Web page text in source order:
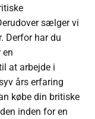
sælger vi
Derfor har du
en
at arbejde i
års erfaring
købe din britiske
inden for en